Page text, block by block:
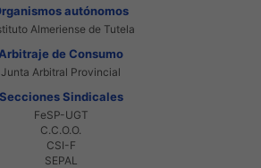
autónomos
Almeriense de Tutela
Arbitraje de Consumo
Junta Arbitral Provincial
Secciones Sindicales
FeSP-UGT
C.C.O.O.
CSI-F
SEPAL